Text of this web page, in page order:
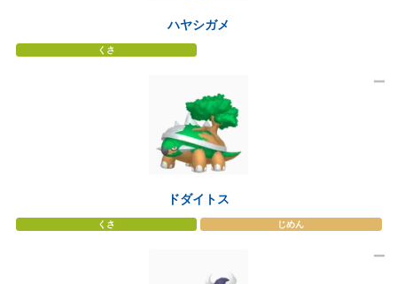
ハヤシガメ
くさ
ドダイトス
くさ じめん